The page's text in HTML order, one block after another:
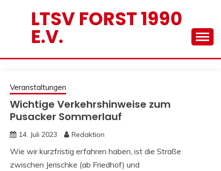
LTSV FORST 1990
E.V.
Veranstaltungen
Wichtige Verkehrshinweise zum
Pusacker Sommerlauf
14. Juli 2023 Redaktion
Wie wir kurzfristig erfahren haben, ist die Straße
zwischen Jerischke (ab Friedhof) und